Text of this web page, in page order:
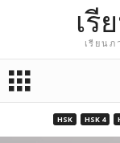
เรี
เรียนภ
HSK HSK 4